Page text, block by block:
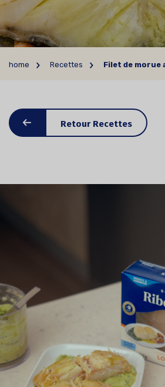
home Recettes Filet de morue
Retour Recettes